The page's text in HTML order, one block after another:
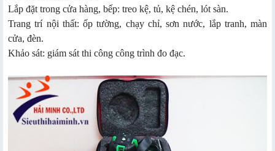
Lắp đặt trong cửa hàng, bếp: treo kệ, tủ, kệ chén, lót sàn.
Trang trí nội thất: ốp tường, chạy chỉ, sơn nước, lắp tranh, màn
cửa, đèn.
Khảo sát: giám sát thi công công trình đo đạc.